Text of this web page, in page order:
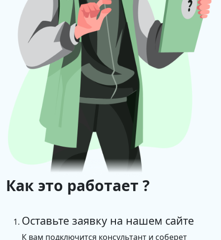
Как это работает ?
Оставьте заявку на нашем сайте
К вам подключится консультант и соберет